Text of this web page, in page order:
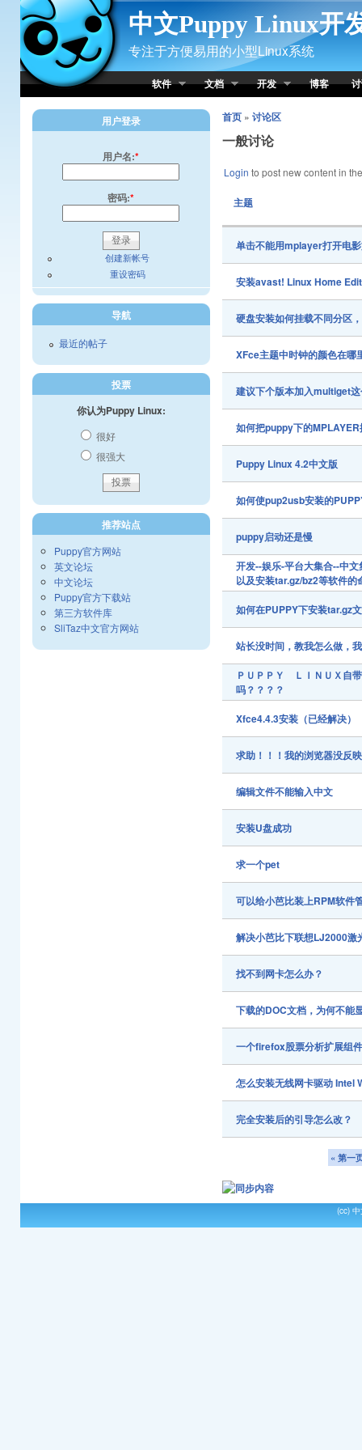
Skip to Content
中文Puppy Linux开
专注于方便易用的小型Linux系统
软件 文档 开发 博客
首页» 讨论区
一般讨论
Login to post new content in
主题
单击不能用mplayer打开电
安装avast! Linux Home
硬盘安装如何挂载不同分区
XFce主题中时钟的颜色在哪
建议下个版本加入multiget
如何把puppy下的
Puppy Linux 4.2中文版
如何使pup2usb安装的
puppy启动还是慢
开发--娱乐-平台大集合--中
以及安装tar.gz/bz2等软件的
如何在PUPPY下安装tar.gz
站长没时间，教我怎么做，
ＰＵＰＰＹ ＬＩＮＵＸ自
吗？？？？
Xfce4.4.3安装（已经解决）
求助！！！我的浏览器没反
编辑文件不能输入中文
安装U盘成功
求一个pet
可以给小芭比装上RPM软件
解决小芭比下联想LJ2000激
找不到网卡怎么办？
下载的DOC文档，为何不能
一个firefox股票分析扩展组
怎么安装无线网卡驱动 Intel
完全安装后的引导怎么改？
« 第一
用户登录
用户名:*
密码:*
创建新帐号
重设密码
导航
最近的帖子
投票
你认为Puppy Linux:
很好
很强大
推荐站点
Puppy官方网站
英文论坛
中文论坛
Puppy官方下载站
第三方软件库
SliTaz中文官方网站
(cc)中